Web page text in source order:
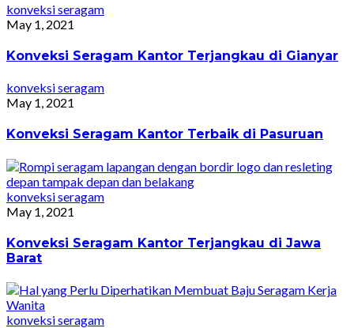
konveksi seragam
May 1, 2021
Konveksi Seragam Kantor Terjangkau di Gianyar
konveksi seragam
May 1, 2021
Konveksi Seragam Kantor Terbaik di Pasuruan
konveksi seragam
May 1, 2021
Konveksi Seragam Kantor Terjangkau di Jawa
Barat
konveksi seragam